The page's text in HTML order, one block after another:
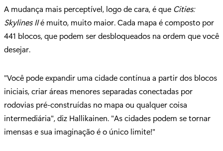
A mudança mais perceptível, logo de cara, é que Cities:
Skylines IIé muito, muito maior. Cada mapa é composto por
441 blocos, que podem ser desbloqueados na ordem que você
desejar.
"Você pode expandir uma cidade contínua a partir dos blocos
iniciais, criar áreas menores separadas conectadas por
rodovias pré-construídas no mapa ou qualquer coisa
intermediária", diz Hallikainen. "As cidades podem se tornar
imensas e sua imaginação é o único limite!"